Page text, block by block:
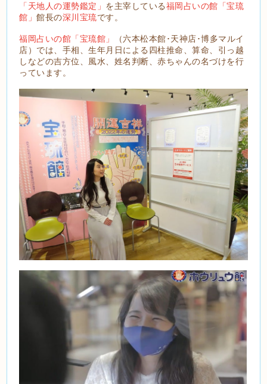
「天地人の運勢鑑定」 を主宰している福岡占いの館「宝琉
館」館長の深川宝琉です。
福岡占いの館「宝琉館」
（六本松本館･天神店･博多マルイ
店）では、手相、生年月日による四柱推命、算命、引っ越
しなどの吉方位、風水、姓名判断、赤ちゃんの名づけを行
っています。